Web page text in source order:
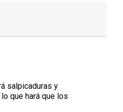
salpicaduras y
que hará que los